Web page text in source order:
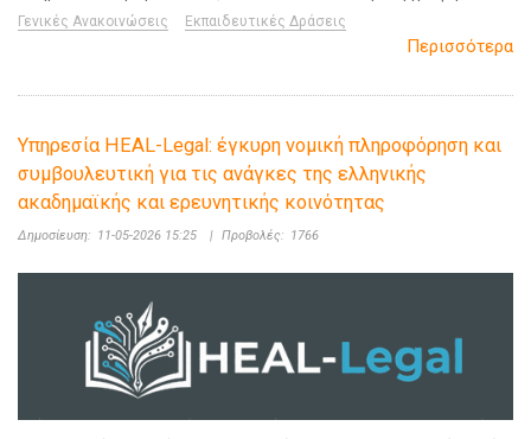
Γενικές Ανακοινώσεις Εκπαιδευτικές Δράσεις
Περισσότερα
Υπηρεσία HEAL-Legal: έγκυρη νομική πληροφόρηση και
συμβουλευτική για τις ανάγκες της ελληνικής
ακαδημαϊκής και ερευνητικής κοινότητας
Δημοσίευση: 11-05-2026 15:25 | Προβολές: 1766